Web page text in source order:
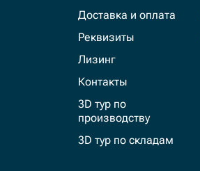
Доставка и оплата
Реквизиты
Лизинг
Контакты
3D тур по
производству
3D тур по складам